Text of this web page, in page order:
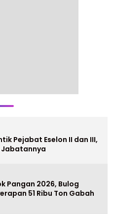
Pejabat Eselon II dan III,
Jabatannya
Pangan 2026, Bulog
51 Ribu Ton Gabah